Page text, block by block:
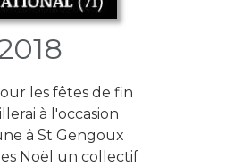
les fêtes de fin
à l'occasion
à St Gengoux
Noël un collectif